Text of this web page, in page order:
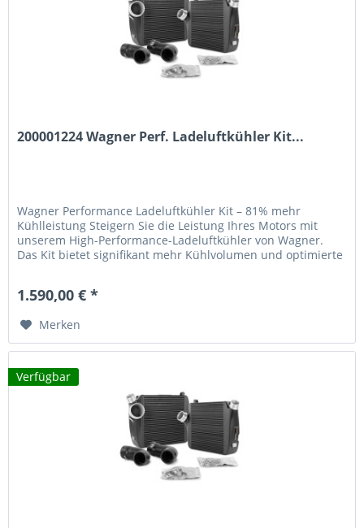
200001224 Wagner Perf. Ladeluftkühler Kit...
Wagner Performance Ladeluftkühler Kit – 81% mehr
Kühlleistung Steigern Sie die Leistung Ihres Motors mit
unserem High-Performance-Ladeluftkühler von Wagner.
Das Kit bietet signifikant mehr Kühlvolumen und optimierte
1.590,00 € *
Merken
Verfügbar